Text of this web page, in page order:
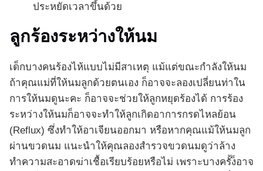
ประหยัดเวลาขึ้นด้วย
ลูกร้องระหว่างให้นม
เด็กบางคนร้องไห้แบบไม่มีสาเหตุ แม้แต่ขณะกำลังให้นม
ถ้าคุณแม่ที่ให้นมลูกด้วยตนเอง ก็อาจจะลองเปลี่ยนท่าใน
การให้นมดูนะคะ ก็อาจจะช่วยให้ลูกหยุดร้องได้ การร้อง
ระหว่างให้นมก็อาจจะทำให้ลูกเกิดอาการกรดไหลย้อน
(Reflux) ซึ่งทำให้อาเจียนออกมา หรือหากคุณแม้ให้นมลูก
ผ่านขวดนม แนะนำให้คุณลองสำรวจขวดนมดูว่าล้าง
ทำความสะอาดฆ่าเชื้อเรียบร้อยหรือไม่ เพราะบางครั้ง็อาจ